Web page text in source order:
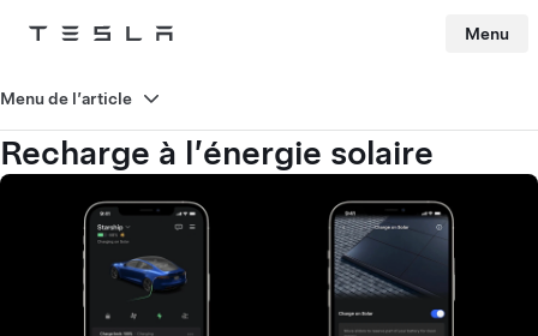
Tesla Menu
Recharge à l’énergie solaire
Menu de l’article